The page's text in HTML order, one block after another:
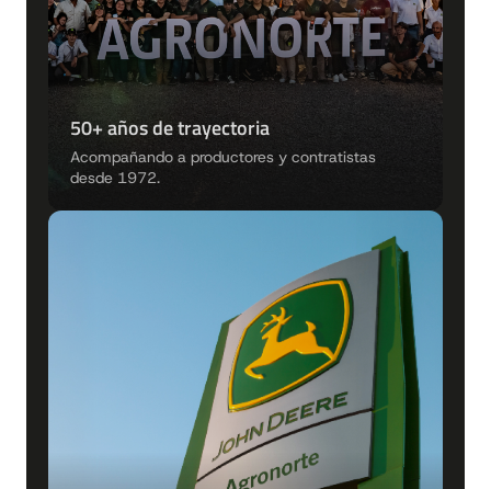
50+ años de trayectoria
Acompañando a productores y contratistas
desde 1972.